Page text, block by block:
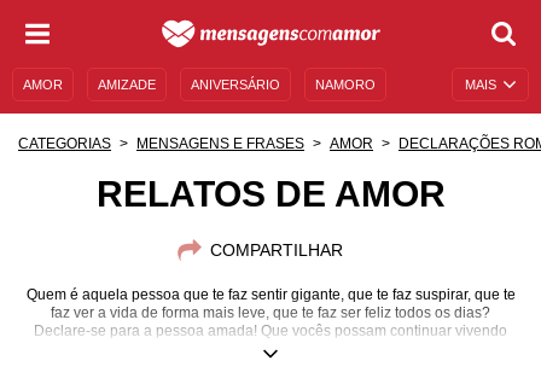
MAIS
AMOR AMIZADE ANIVERSÁRIO NAMORO
CATEGORIAS MENSAGENS E FRASES AMOR DECLARAÇÕES
RELATOS DE AMOR
COMPARTILHAR
Quem é aquela pessoa que te faz sentir gigante, que te faz suspirar, que te
faz ver a vida de forma mais leve, que te faz ser feliz todos os dias?
Declare-se para a pessoa amada! Que vocês possam continuar vivendo
este amor intensamente.